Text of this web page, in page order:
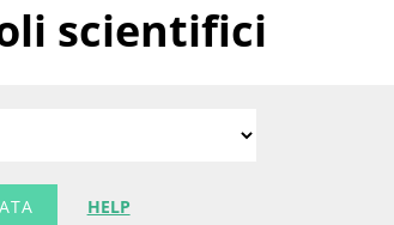
scientifici
HELP